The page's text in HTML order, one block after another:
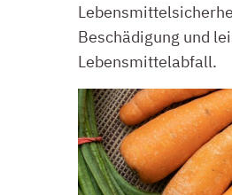
Beschädigung und
Lebensmittelabfall.